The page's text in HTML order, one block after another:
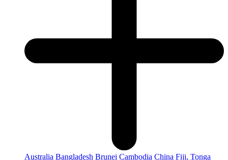
Australia Bangladesh Brunei Cambodia China Fiji, Tonga